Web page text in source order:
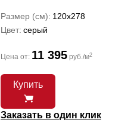
Размер (см) 120x278
Цвет серый
Цена от: 11 395 руб./м2
Купить
Заказать в один клик